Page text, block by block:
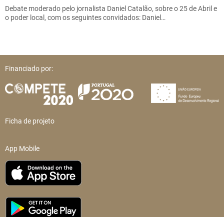
Debate moderado pelo jornalista Daniel Catalão, sobre o 25 de Abril e
o poder local, com os seguintes convidados: Daniel…
Financiado por:
Ficha de projeto
App Mobile